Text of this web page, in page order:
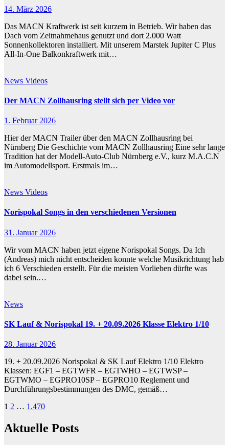
14. März 2026
Das MACN Kraftwerk ist seit kurzem in Betrieb. Wir haben das
Dach vom Zeitnahmehaus genutzt und dort 2.000 Watt
Sonnenkollektoren installiert. Mit unserem Marstek Jupiter C Plus
All-In-One Balkonkraftwerk mit…
News Videos
Der MACN Zollhausring stellt sich per Video vor
1. Februar 2026
Hier der MACN Trailer über den MACN Zollhausring bei
Nürnberg Die Geschichte vom MACN Zollhausring Eine sehr lange
Tradition hat der Modell-Auto-Club Nürnberg e.V., kurz M.A.C.N
im Automodellsport. Erstmals im…
News Videos
Norispokal Songs in den verschiedenen Versionen
31. Januar 2026
Wir vom MACN haben jetzt eigene Norispokal Songs. Da Ich
(Andreas) mich nicht entscheiden konnte welche Musikrichtung hab
ich 6 Verschieden erstellt. Für die meisten Vorlieben dürfte was
dabei sein.…
News
SK Lauf & Norispokal 19. + 20.09.2026 Klasse Elektro 1/10
28. Januar 2026
19. + 20.09.2026 Norispokal & SK Lauf Elektro 1/10 Elektro
Klassen: EGF1 – EGTWFR – EGTWHO – EGTWSP –
EGTWMO – EGPRO10SP – EGPRO10 Reglement und
Durchführungsbestimmungen des DMC, gemäß…
Seitennummerierung
der
Beiträge
1 2 … 1.470
Aktuelle Posts